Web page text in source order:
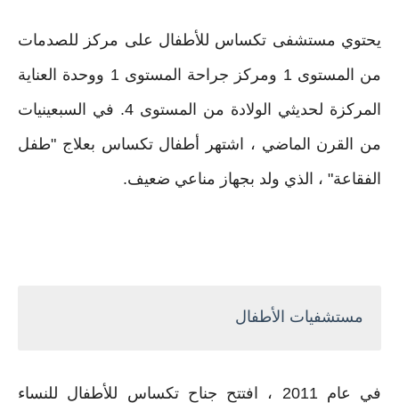
يحتوي مستشفى تكساس للأطفال على مركز للصدمات
من المستوى 1 ومركز جراحة المستوى 1 ووحدة العناية
المركزة لحديثي الولادة من المستوى 4. في السبعينيات
من القرن الماضي ، اشتهر أطفال تكساس بعلاج "طفل
الفقاعة" ، الذي ولد بجهاز مناعي ضعيف.
مستشفيات الأطفال
في عام 2011 ، افتتح جناح تكساس للأطفال للنساء